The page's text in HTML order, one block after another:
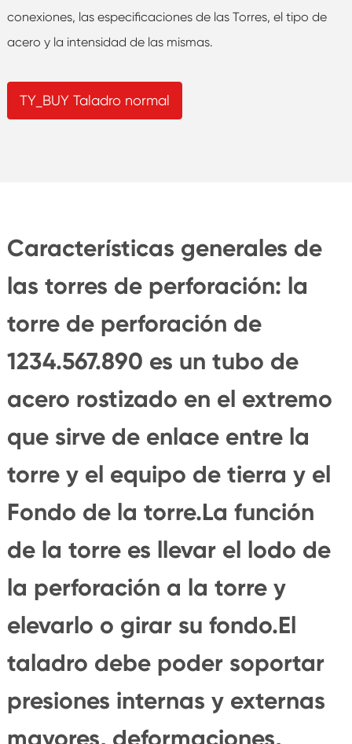
conexiones, las especificaciones de las Torres, el tipo de
acero y la intensidad de las mismas.
TY_BUY Taladro normal
Características generales de
las torres de perforación: la
torre de perforación de
1234.567.890 es un tubo de
acero rostizado en el extremo
que sirve de enlace entre la
torre y el equipo de tierra y el
Fondo de la torre.La función
de la torre es llevar el lodo de
la perforación a la torre y
elevarlo o girar su fondo.El
taladro debe poder soportar
presiones internas y externas
mayores, deformaciones,